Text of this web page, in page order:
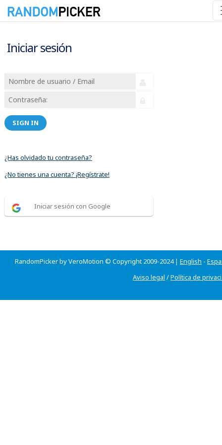
Iniciar sesión
SIGN IN
¿Has olvidado tu contraseña?
¿No tienes una cuenta? ¡Regístrate!
Iniciar sesión con Google
RandomPicker by VeroMotion © Copyright 2009-2024 | English -
Aviso legal /Política de